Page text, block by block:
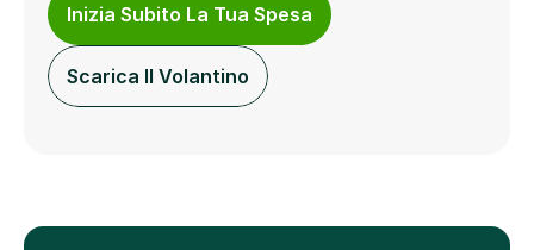
Inizia Subito La Tua Spesa
Scarica Il Volantino